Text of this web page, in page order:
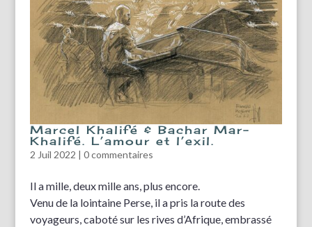
Marcel Khalifé & Bachar Mar-
Khalifé. L’amour et l’exil.
2 Juil 2022 | 0 commentaires
Il a mille, deux mille ans, plus encore.
Venu de la lointaine Perse, il a pris la route des
voyageurs, caboté sur les rives d’Afrique, embrassé